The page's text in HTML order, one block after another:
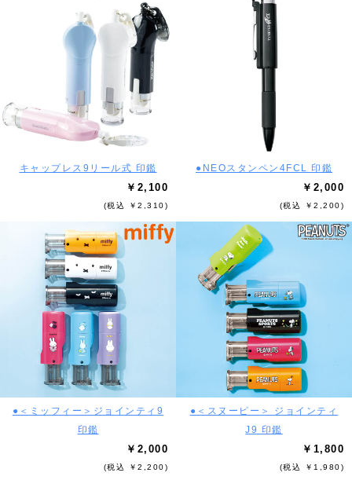
キャップレス9リール式 印鑑
￥2,100
(税込 ￥2,310)
●NEOスタンペン4FCL 印鑑
￥2,000
(税込 ￥2,200)
●＜ミッフィー＞ジョインティ9
印鑑
￥2,000
(税込 ￥2,200)
●＜スヌーピー＞ ジョインティ
J9 印鑑
￥1,800
(税込 ￥1,980)